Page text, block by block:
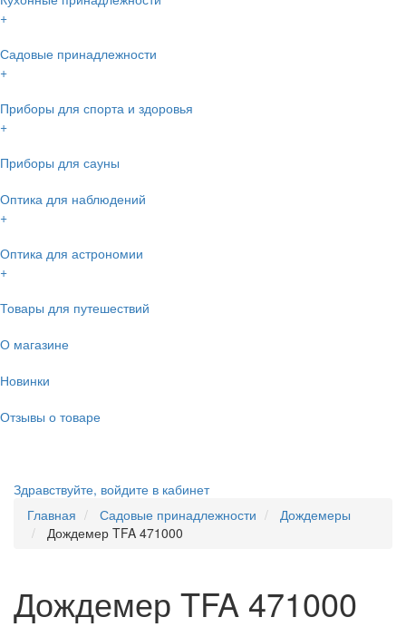
+
Садовые принадлежности
+
Приборы для спорта и здоровья
+
Приборы для сауны
Оптика для наблюдений
+
Оптика для астрономии
+
Товары для путешествий
О магазине
Новинки
Отзывы о товаре
Здравствуйте, войдите в кабинет
Главная
Садовые принадлежности
Дождемеры
Дождемер TFA 471000
Дождемер TFA 471000